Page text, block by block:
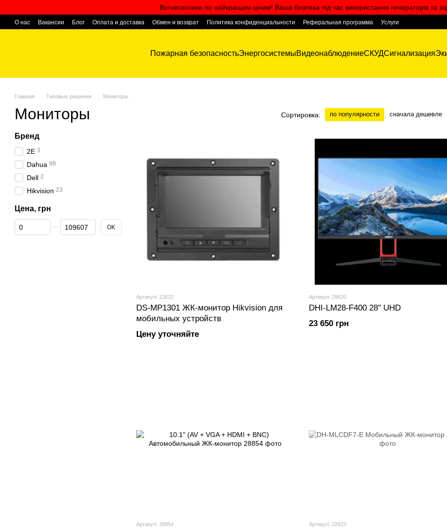
Вогнегасники по найкращим цінам! Ваша безпека під час використання генераторів та
О нас Вакансии Блог Оплата и доставка Обмен и возврат Политика конфиденциальности Реферальная программа
Услуги
Пожарная безопасностьЭнергосистемыВидеонаблюдениеСКУДСигнализация
Главная Типовые решения Мониторы
Мониторы Сортировка: по популярности сначала дешевле
Артикул: 22622
DS-MP1301 ЖК-монитор Hikvision для
мобильных устройств
Цену уточняйте
Артикул: 28620
DHI-LM28-F400 28'' UHD
23 650 грн
Артикул: 28854 Артикул: 22623
Бренд
2E 3
Dahua 98
Dell 2
Hikvision 23
Цена, грн
От Цена, грн
До Цена, грн OK